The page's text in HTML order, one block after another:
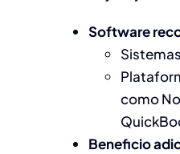
Software
como
Beneficio